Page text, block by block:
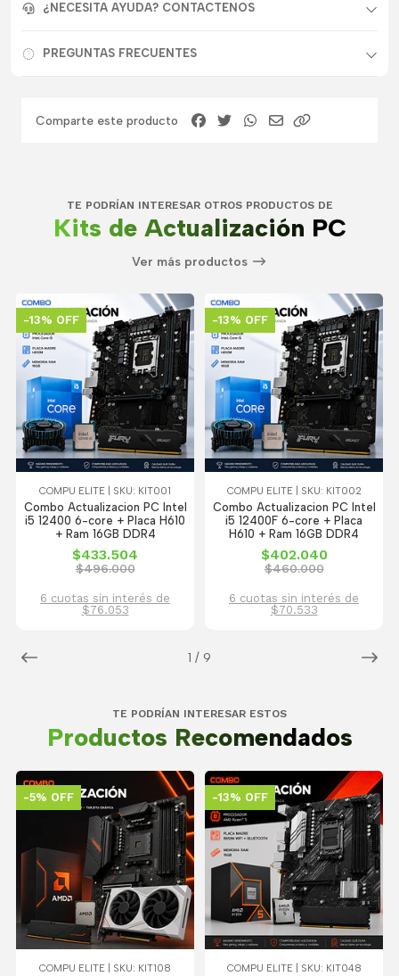
¿NECESITA AYUDA? CONTACTENOS
PREGUNTAS FRECUENTES
Comparte este producto
TE PODRÍAN INTERESAR OTROS PRODUCTOS DE
Kits de Actualización PC
Ver más productos
1 / 9
-13% OFF
COMPU ELITE | SKU: KIT001
Combo Actualizacion PC Intel
i5 12400 6-core + Placa H610
+ Ram 16GB DDR4
$433.504
$496.000
6 cuotas sin interés de
$76.053
-13% OFF
COMPU ELITE | SKU: KIT002
Combo Actualizacion PC Intel
i5 12400F 6-core + Placa
H610 + Ram 16GB DDR4
$402.040
$460.000
6 cuotas sin interés de
$70.533
TE PODRÍAN INTERESAR ESTOS
Productos Recomendados
-5% OFF
COMPU ELITE | SKU: KIT108
-13% OFF
COMPU ELITE | SKU: KIT048